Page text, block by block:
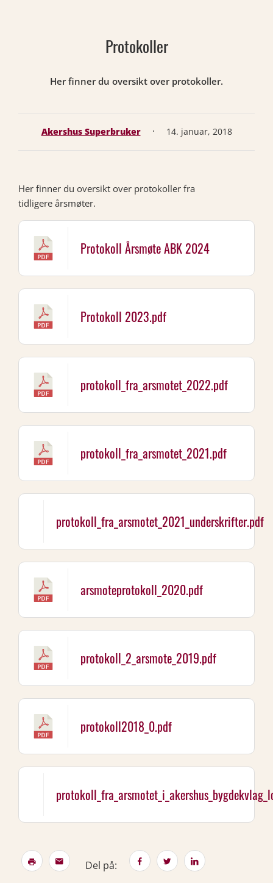
Protokoller
Her finner du oversikt over protokoller.
Akershus Superbruker · 14. januar, 2018
Her finner du oversikt over protokoller fra
tidligere årsmøter.
Protokoll Årsmøte ABK 2024
Protokoll 2023.pdf
protokoll_fra_arsmotet_2022.pdf
protokoll_fra_arsmotet_2021.pdf
protokoll_fra_arsmotet_2021_underskrifter.pdf
arsmoteprotokoll_2020.pdf
protokoll_2_arsmote_2019.pdf
protokoll2018_0.pdf
Del på: